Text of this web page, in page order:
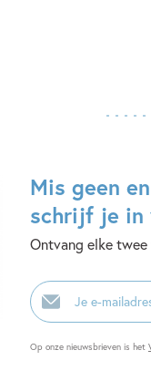
Mis geen
schrijf je in
Ontvang elke
E-
mailadres
Op onze nieuwsbrieven is het